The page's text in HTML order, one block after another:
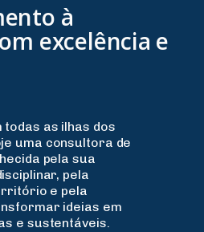
à
excelência e
todas as ilhas dos
uma consultora de
pela sua
pela
e pela
ideias em
e sustentáveis.